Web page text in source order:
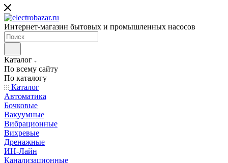
Интернет-магазин бытовых и промышленных насосов
Каталог
По всему сайту
По каталогу
Каталог
Автоматика
Бочковые
Вакуумные
Вибрационные
Вихревые
Дренажные
ИН-Лайн
Канализационные